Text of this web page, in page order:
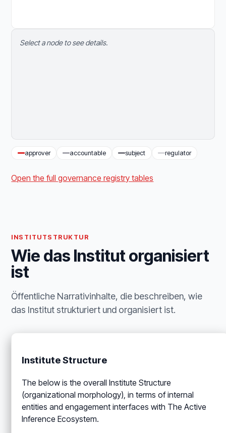
Select a node to see details.
approver accountable subject regulator
Open the full governance registry tables
INSTITUTSTRUKTUR
Wie das Institut organisiert
ist
Öffentliche Narrativinhalte, die beschreiben, wie
das Institut strukturiert und organisiert ist.
Institute Structure
The below is the overall Institute Structure
(organizational morphology), in terms of internal
entities and engagement interfaces with The Active
Inference Ecosystem.